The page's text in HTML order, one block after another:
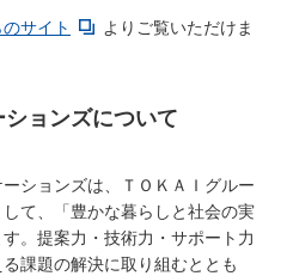
サイト
よりご覧いただけま
ョンズについて
ションズは、ＴＯＫＡＩグルー
て、「豊かな暮らしと社会の実
。提案力・技術力・サポート力
課題の解決に取り組むととも